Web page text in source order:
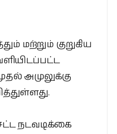
மற்றும் குறுகிய
அமுலுக்கு
நடவடிக்கை